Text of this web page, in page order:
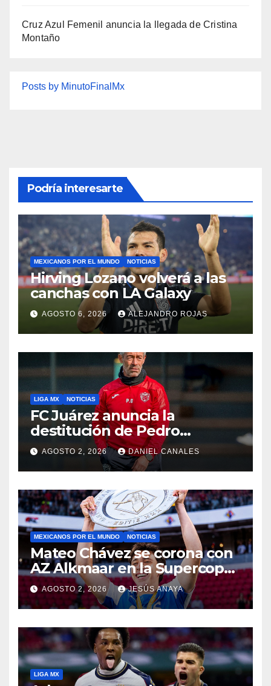
Cruz Azul Femenil anuncia la llegada de Cristina
Montaño
Posts by MinutoFinalMx
Podría interesarte
MEXICANOS POR EL MUNDO NOTICIAS
Hirving Lozano volverá a las
canchas con LA Galaxy
AGOSTO 6, 2026 ALEJANDRO ROJAS
LIGA MX NOTICIAS
FC Juárez anuncia la
destitución de Pedro
Caixinha
AGOSTO 2, 2026 DANIEL CANALES
MEXICANOS POR EL MUNDO NOTICIAS
Mateo Chávez se corona con
AZ Alkmaar en la Supercopa
de Países Bajos
AGOSTO 2, 2026 JESÚS ANAYA
LIGA MX